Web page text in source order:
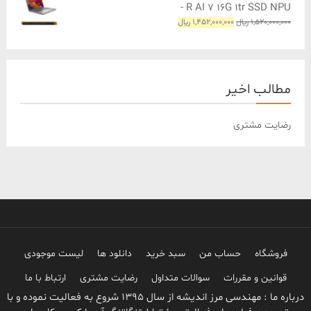
- R AI 7 16G 1tr SSD NPU
1,520,000,000﷼قیمت
1,452,000,000 ﷼قیمت
مطالب اخیر
رضایت مشتری
فروشگاه حساب من سبد خرید دانلود ها
لیست موجودی
قوانین و مقررات
سوالات متداول رضایت مشتری ارتباط با ما
درباره ما : مهندسی مرز اندیشه از سال 1395 شروع به فعالیت نموده و با